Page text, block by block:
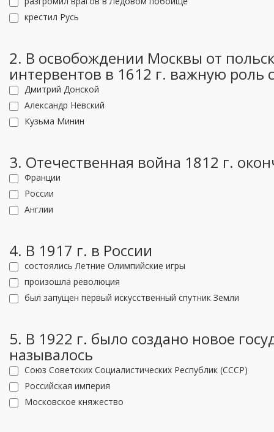
крестил Русь
2. В освобождении Москвы от
интервентов в 1612 г. важную роль
Дмитрий Донской
Александр Невский
Кузьма Минин
3. Отечественная война 1812 г.
Франции
России
Англии
4. В 1917 г. в России
состоялись Летние Олимпийские игры
произошла революция
был запущен первый искусственный спутник Земли
5. В 1922 г. было создано новое
называлось
Союз Советских Социалистических Республик (СССР)
Российская империя
Московское княжество